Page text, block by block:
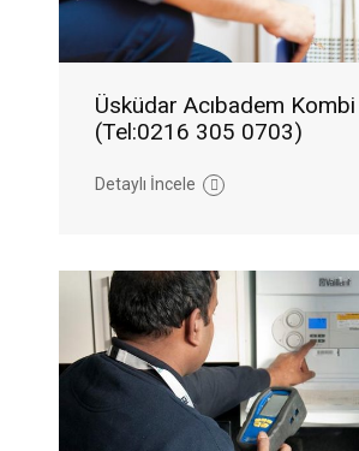
Üsküdar Acıbadem
(Tel:0216 305 0703)
Detaylı İncele